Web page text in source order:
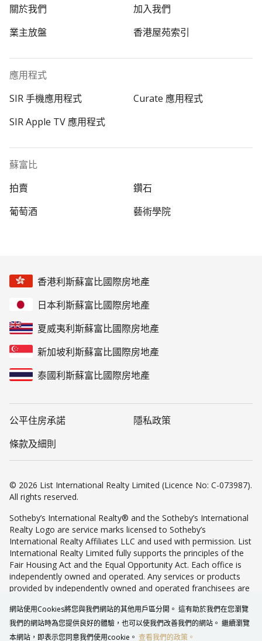
關於我們
加入我們
業主放盤
香港屋苑索引
應用程式
SIR 手機應用程式
Curate 應用程式
SIR Apple TV 應用程式
蘇富比
拍賣
鑽石
葡萄酒
藝術學院
香港利斯蘇富比國際房地產
日本利斯蘇富比國際房地產
夏威夷利斯蘇富比國際房地產
新加坡利斯蘇富比國際房地產
泰國利斯蘇富比國際房地產
公平住房承諾
隱私政策
條款及細則
© 2026 List International Realty Limited (Licence No: C-073987).
All rights reserved.
Sotheby’s International Realty® and the Sotheby’s International
Realty Logo are service marks licensed to Sotheby’s
International Realty Affiliates LLC and used with permission. List
International Realty Limited fully supports the principles of the
Fair Housing Act and the Equal Opportunity Act. Each office is
independently owned and operated. Any services or products
provided by independently owned and operated franchisees are
International Realty Affiliates LLC nor any of its affiliated
companies.
網站使用Cookies將您與我們網站的其他用戶區分開。 這有助於我們在您瀏覽
我們的網站時為您提供良好的體驗，也可以使我們改善我們的網站。 繼續瀏覽
本網站，即表示您同意我們使用cookie。 查看我們的政策。